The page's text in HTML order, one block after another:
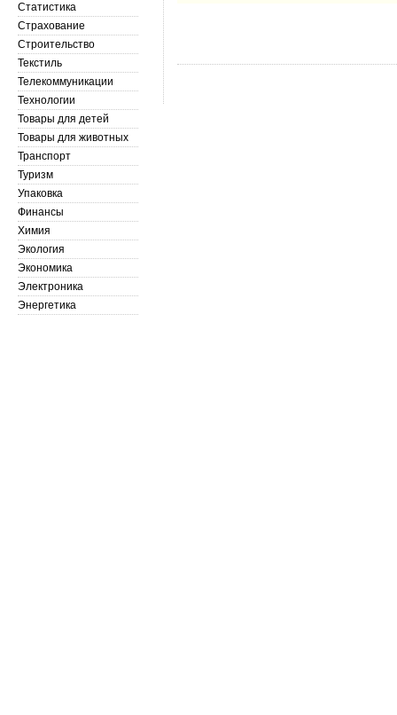
Статистика
Страхование
Строительство
Текстиль
Телекоммуникации
Технологии
Товары для детей
Товары для животных
Транспорт
Туризм
Упаковка
Финансы
Химия
Экология
Экономика
Электроника
Энергетика